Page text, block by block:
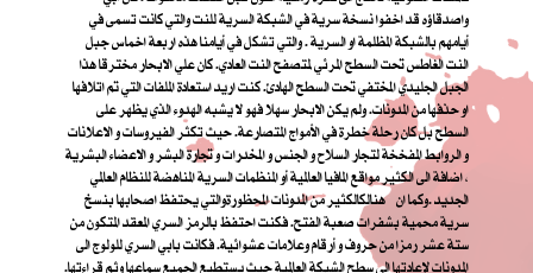
واصدقاؤه قد اخفوا نسخة سرية في الشبكة السرية للنت والتي كانت تسمى في
أيامهم بالشبكة المظلمة او السرية . والتي تشكل في أيامنا هذه اربعة اخماس جبل
النت الغاطس تحت السطح المرئي لمتصفح النت العادي. كان علي الابحار مخترقا هذا
الجبل الجليدي المختفي تحت السطح الهادئ. كنت اريد استعادة الملفات التي تم اتلافها
او حذفها من المدونات. ولم يكن الابحار سهلا فهو لا يشبه الهدوء الذي يظهر على
السطح بل كان رحلة خطرة في الأمواج المتصارعة. حيث تكثر الفيروسات و الاعلانات
و الروابط المفخخة لتجار السلاح و الجنس و المخدرات و تجارة البشر و الاعضاء البشرية
، اضافة الى الكثير مواقع المافيا العالمية أو المنظمات السرية المناهضة للنظام العالمي
الجديد .وكما ان هنالكالكثير من المدونات المحظورةوالتي يحتفظ اصحابها بنسخ
سرية محمية بشفرات صعبة الفتح. فكنت احتفظ بالرمز السري المعقد المتكون من
ستة عشر رمزا من حروف و أرقام وعلامات عشوائية. فكانت بابي السري للولوج الى